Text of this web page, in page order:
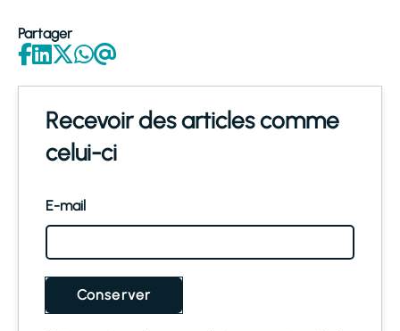
Partager
Recevoir des articles comme
celui-ci
E-mail
Conserver